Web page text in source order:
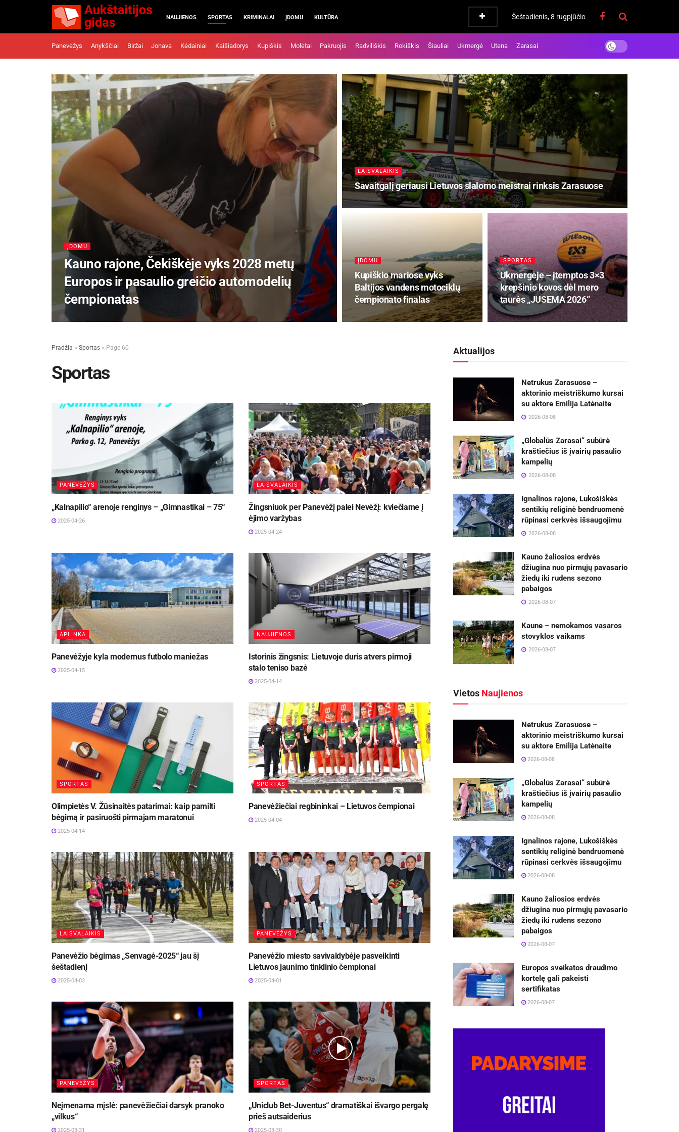
NAUJIENOS SPORTAS KRIMINALAI ĮDOMU KULTŪRA Šeštadienis, 8 rugpjūčio
Panevėžys Anykščiai Biržai Jonava Kėdainiai Kaišiadorys Kupiškis Molėtai Pakruojis Radviliškis Rokiškis Šiauliai Ukmergė Utena Zarasai
ĮDOMU
Kauno rajone, Čekiškėje vyks 2028 metų
Europos ir pasaulio greičio automodelių
čempionatas
LAISVALAIKIS
Savaitgalį geriausi Lietuvos slalomo meistrai rinksis Zarasuose
ĮDOMU
Kupiškio mariose vyks
Baltijos vandens motociklų
čempionato finalas
SPORTAS
Ukmergėje – įtemptos 3×3
krepšinio kovos dėl mero
taurės „JUSEMA 2026“
Pradžia » Sportas » Page 60
Sportas
PANEVĖŽYS
„Kalnapilio“ arenoje renginys – „Gimnastikai – 75“
2025-04-26
LAISVALAIKIS
Žingsniuok per Panevėžį palei Nevėžį: kviečiame į
ėjimo varžybas
2025-04-24
APLINKA
Panevėžyje kyla modernus futbolo maniežas
2025-04-15
NAUJIENOS
Istorinis žingsnis: Lietuvoje duris atvers pirmoji
stalo teniso bazė
2025-04-14
SPORTAS
Olimpietės V. Žūsinaitės patarimai: kaip pamilti
bėgimą ir pasiruošti pirmajam maratonui
2025-04-14
SPORTAS
Panevėžiečiai regbininkai – Lietuvos čempionai
2025-04-04
LAISVALAIKIS
Panevėžio bėgimas „Senvagė-2025“ jau šį
šeštadienį
2025-04-03
PANEVĖŽYS
Panevėžio miesto savivaldybėje pasveikinti
Lietuvos jaunimo tinklinio čempionai
2025-04-01
PANEVĖŽYS
Neįmenama mįslė: panevėžiečiai darsyk pranoko
„vilkus“
2025-03-31
SPORTAS
„Uniclub Bet-Juventus“ dramatiškai išvargo pergalę
prieš autsaiderius
2025-03-30
Aktualijos
Netrukus Zarasuose –
aktorinio meistriškumo kursai
su aktore Emilija Latėnaite
2026-08-08
„Globalūs Zarasai“ subūrė
kraštiečius iš įvairių pasaulio
kampelių
2026-08-08
Ignalinos rajone, Lukošiškės
sentikių religinė bendruomenė
rūpinasi cerkvės išsaugojimu
2026-08-08
Kauno žaliosios erdvės
džiugina nuo pirmųjų pavasario
žiedų iki rudens sezono
pabaigos
2026-08-07
Kaune – nemokamos vasaros
stovyklos vaikams
2026-08-07
Vietos Naujienos
Netrukus Zarasuose –
aktorinio meistriškumo kursai
su aktore Emilija Latėnaite
2026-08-08
„Globalūs Zarasai“ subūrė
kraštiečius iš įvairių pasaulio
kampelių
2026-08-08
Ignalinos rajone, Lukošiškės
sentikių religinė bendruomenė
rūpinasi cerkvės išsaugojimu
2026-08-08
Kauno žaliosios erdvės
džiugina nuo pirmųjų pavasario
žiedų iki rudens sezono
pabaigos
2026-08-07
Europos sveikatos draudimo
kortelę gali pakeisti
sertifikatas
2026-08-07